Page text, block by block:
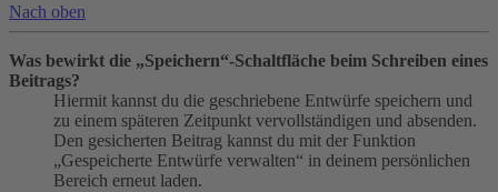
Nach oben
Was bewirkt die „Speichern“-Schaltfläche beim Schreiben eines
Beitrags?
Hiermit kannst du die geschriebene Entwürfe speichern und
zu einem späteren Zeitpunkt vervollständigen und absenden.
Den gesicherten Beitrag kannst du mit der Funktion
„Gespeicherte Entwürfe verwalten“ in deinem persönlichen
Bereich erneut laden.